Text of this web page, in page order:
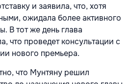
и заявила, что, хотя
ожидала более активного
В тот же день глава
что проведет консультации с
нового премьера.
что Мунтяну решил